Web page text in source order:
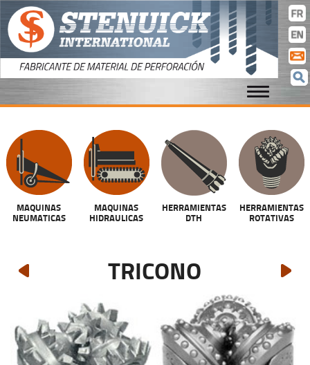
MAQUINAS
NEUMATICAS
MAQUINAS
HIDRAULICAS
HERRAMIENTAS
DTH
HERRAMIENTAS
ROTATIVAS
TRICONO